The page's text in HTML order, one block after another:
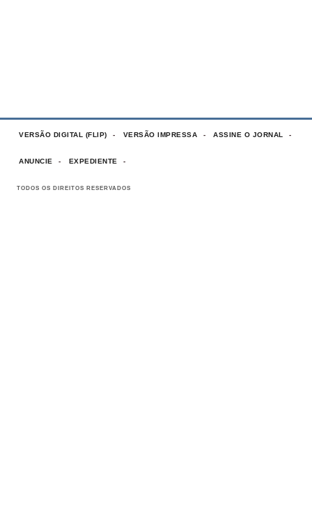
VERSÃO DIGITAL (FLIP) VERSÃO IMPRESSA ASSINE O JORNAL
ANUNCIE EXPEDIENTE
TODOS OS DIREITOS RESERVADOS